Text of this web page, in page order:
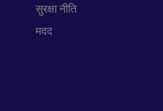
सुरक्षा नीति
मदद